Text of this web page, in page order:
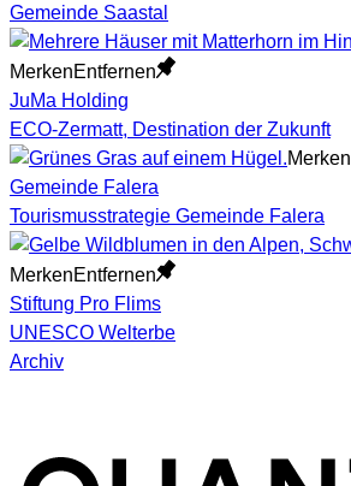
Gemeinde Saastal
MerkenEntfernen
JuMa Holding
ECO-Zermatt, Destination der Zukunft
Merken
Gemeinde Falera
Tourismusstrategie Gemeinde Falera
MerkenEntfernen
Stiftung Pro Flims
UNESCO Welterbe
Archiv